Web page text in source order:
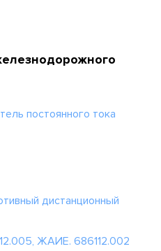
постоянного тока
дистанционный
ЖАИЕ. 686112.002